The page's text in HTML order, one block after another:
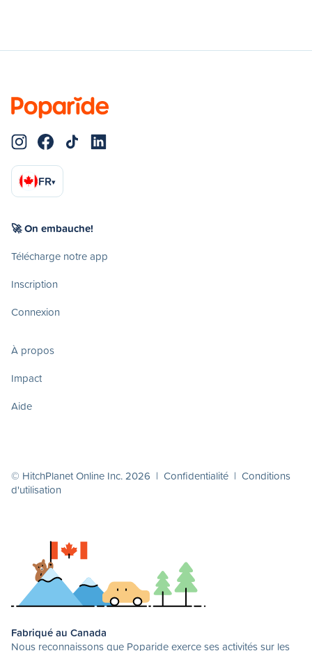
FR▾
🚀 On embauche!
Télécharge notre app
Inscription
Connexion
À propos
Impact
Aide
© HitchPlanet Online Inc. 2026 | Confidentialité | Conditions
d'utilisation
Fabriqué au Canada
Nous reconnaissons que Poparide exerce ses activités sur les